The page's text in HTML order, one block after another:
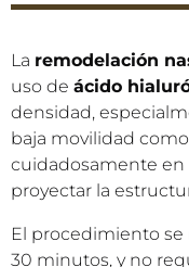
Cómo
Laremodelación
uso deácido
densidad,
baja movilidad como
cuidadosamente en
proyectar la